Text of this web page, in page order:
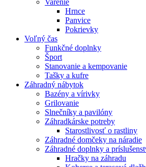
Hrnce
Panvice
Pokrievky
Voľný čas
Funkčné doplnky
Šport
Stanovanie a kempovanie
Tašky a kufre
Záhradný nábytok
Bazény a vírivky
Grilovanie
Slnečníky a pavilóny
Záhradkárske potreby
Starostlivosť o rastliny
Záhradné domčeky na náradie
Záhradné doplnky a
Hračky na záhradu